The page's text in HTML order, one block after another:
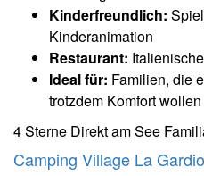
Kinderfreundlich:
Kinderanimation
Restaurant:
Ideal für: Familien, die
trotzdem Komfort wollen
4 Sterne Direkt am See
Camping Village La